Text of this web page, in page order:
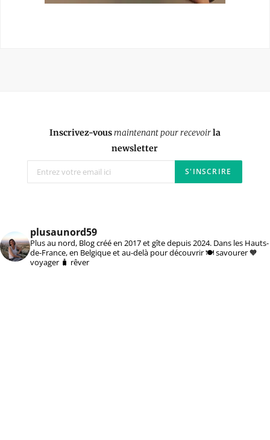
Inscrivez-vousmaintenant pour recevoirla
newsletter
plusaunord59
Plus au nord, Blog créé en 2017 et gîte depuis 2024. Dans les Hauts-
de-France, en Belgique et au-delà pour découvrir 🍽️ savourer 🧡
voyager 🧳 rêver